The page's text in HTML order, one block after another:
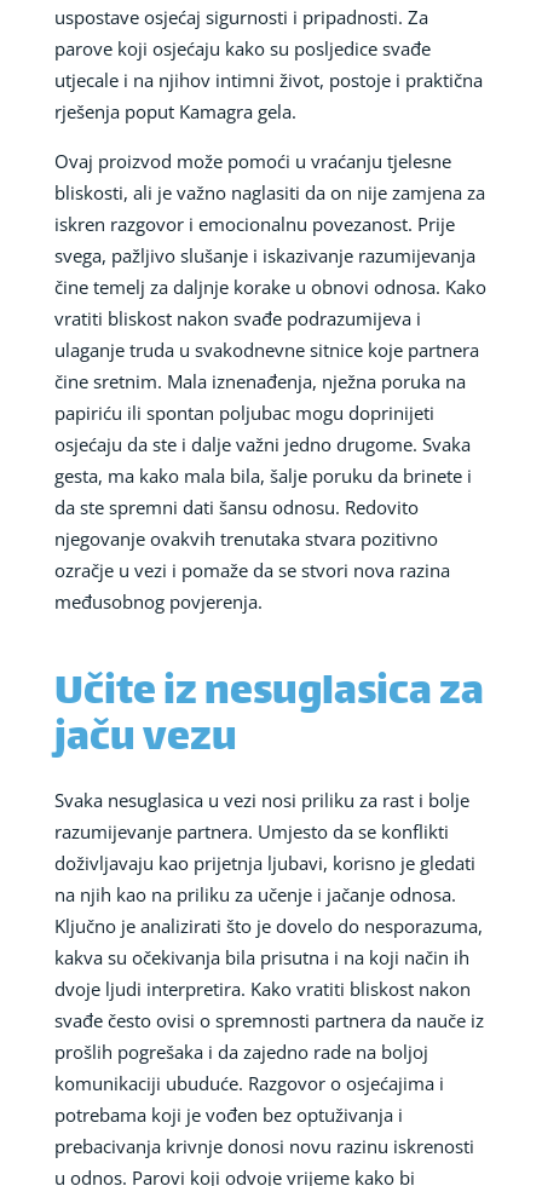
uspostave osjećaj sigurnosti i pripadnosti. Za
parove koji osjećaju kako su posljedice svađe
utjecale i na njihov intimni život, postoje i praktična
rješenja poput Kamagra gela.
Ovaj proizvod može pomoći u vraćanju tjelesne
bliskosti, ali je važno naglasiti da on nije zamjena za
iskren razgovor i emocionalnu povezanost. Prije
svega, pažljivo slušanje i iskazivanje razumijevanja
čine temelj za daljnje korake u obnovi odnosa. Kako
vratiti bliskost nakon svađe podrazumijeva i
ulaganje truda u svakodnevne sitnice koje partnera
čine sretnim. Mala iznenađenja, nježna poruka na
papiriću ili spontan poljubac mogu doprinijeti
osjećaju da ste i dalje važni jedno drugome. Svaka
gesta, ma kako mala bila, šalje poruku da brinete i
da ste spremni dati šansu odnosu. Redovito
njegovanje ovakvih trenutaka stvara pozitivno
ozračje u vezi i pomaže da se stvori nova razina
međusobnog povjerenja.
Učite iz nesuglasica za
jaču vezu
Svaka nesuglasica u vezi nosi priliku za rast i bolje
razumijevanje partnera. Umjesto da se konflikti
doživljavaju kao prijetnja ljubavi, korisno je gledati
na njih kao na priliku za učenje i jačanje odnosa.
Ključno je analizirati što je dovelo do nesporazuma,
kakva su očekivanja bila prisutna i na koji način ih
dvoje ljudi interpretira. Kako vratiti bliskost nakon
svađe često ovisi o spremnosti partnera da nauče iz
prošlih pogrešaka i da zajedno rade na boljoj
komunikaciji ubuduće. Razgovor o osjećajima i
potrebama koji je vođen bez optuživanja i
prebacivanja krivnje donosi novu razinu iskrenosti
u odnos. Parovi koji odvoje vrijeme kako bi